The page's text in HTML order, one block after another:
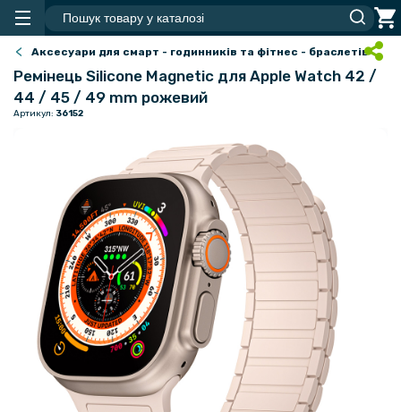
Аксесуари для смарт - годинників та фітнес - браслетів
Ремінець Silicone Magnetic для Apple Watch 42 /
44 / 45 / 49 mm рожевий
Артикул: 36152